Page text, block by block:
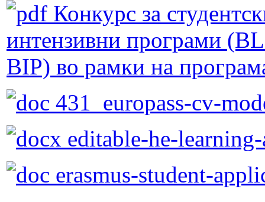
Конкурс за
интензивни програми
BIP) во рамки на
431_europass-cv-
editable-he-
erasmus-student-